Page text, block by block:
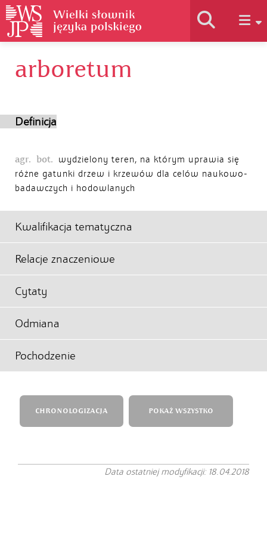
Historia słownika
Autorzy
arboretum
Definicja
agr. bot.
wydzielony teren, na którym uprawia się
różne gatunki drzew i krzewów dla celów naukowo-
badawczych i hodowlanych
Kwalifikacja tematyczna
Relacje znaczeniowe
Cytaty
Odmiana
Pochodzenie
CHRONOLOGIZACJA POKAŻ WSZYSTKO
Data ostatniej modyfikacji: 18.04.2018